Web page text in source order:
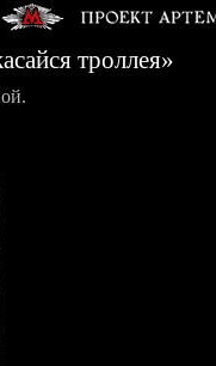
троллея»